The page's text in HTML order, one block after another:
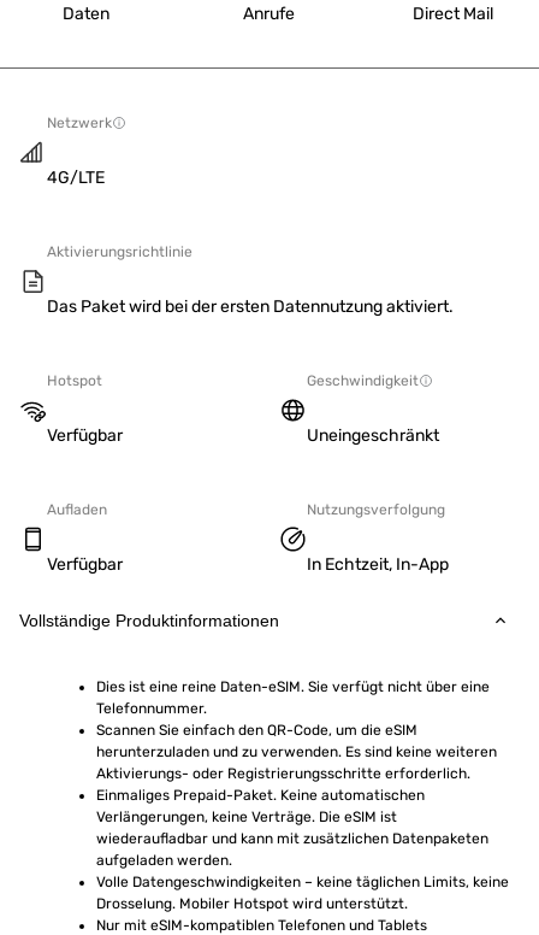
Daten Anrufe Direct Mail
Netzwerk
4G/LTE
Aktivierungsrichtlinie
Das Paket wird bei der ersten Datennutzung aktiviert.
Hotspot
Verfügbar
Geschwindigkeit
Uneingeschränkt
Aufladen
Verfügbar
Nutzungsverfolgung
In Echtzeit, In-App
Vollständige Produktinformationen
Dies ist eine reine Daten-eSIM. Sie verfügt nicht über eine
Telefonnummer.
Scannen Sie einfach den QR-Code, um die eSIM
herunterzuladen und zu verwenden. Es sind keine weiteren
Aktivierungs- oder Registrierungsschritte erforderlich.
Einmaliges Prepaid-Paket. Keine automatischen
Verlängerungen, keine Verträge. Die eSIM ist
wiederaufladbar und kann mit zusätzlichen Datenpaketen
aufgeladen werden.
Volle Datengeschwindigkeiten – keine täglichen Limits, keine
Drosselung. Mobiler Hotspot wird unterstützt.
Nur mit eSIM-kompatiblen Telefonen und Tablets